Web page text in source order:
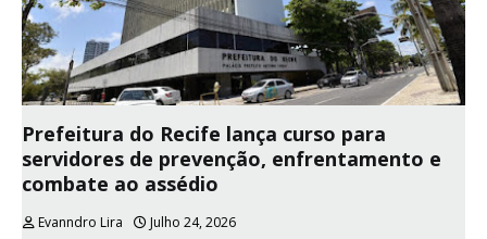
Prefeitura do Recife lança curso para
servidores de prevenção, enfrentamento e
combate ao assédio
Evanndro Lira
Julho 24, 2026